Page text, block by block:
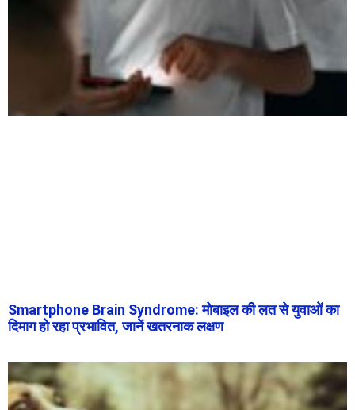
Smartphone Brain Syndrome: मोबाइल की लत से युवाओं का
दिमाग हो रहा प्रभावित, जानें खतरनाक लक्षण